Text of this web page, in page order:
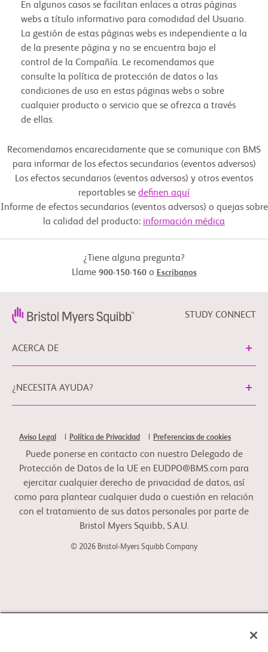
En algunos casos se facilitan enlaces a otras páginas
webs a título informativo para comodidad del Usuario.
La gestión de estas páginas webs es independiente a la
de la presente página y no se encuentra bajo el
control de la Compañía. Le recomendamos que
consulte la política de protección de datos o las
condiciones de uso en estas páginas webs o sobre
cualquier producto o servicio que se ofrezca a través
de ellas.
Recomendamos encarecidamente que se comunique con BMS
para informar de los efectos secundarios (eventos adversos)
Los efectos secundarios (eventos adversos) y otros eventos
reportables se definen aquí
Informe de efectos secundarios (eventos adversos) o quejas sobre
la calidad del producto: información médica
¿Tiene alguna pregunta?
Llame 900-150-160o Escríbanos
STUDY CONNECT
ACERCA DE
¿NECESITA AYUDA?
Aviso Legal Política de Privacidad Preferencias de cookies
Puede ponerse en contacto con nuestro Delegado de
Protección de Datos de la UE en EUDPO@BMS.com para
ejercitar cualquier derecho de privacidad de datos, así
como para plantear cualquier duda o cuestión en relación
con el tratamiento de sus datos personales por parte de
Bristol Myers Squibb, S.A.U.
© 2026 Bristol-Myers Squibb Company